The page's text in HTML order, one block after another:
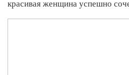
красивая женщина успешно